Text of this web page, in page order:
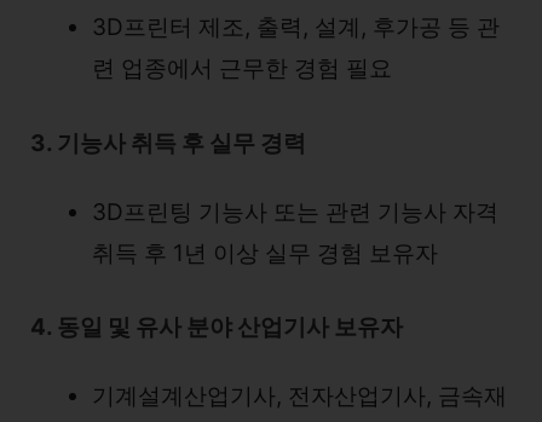
3D프린터 제조, 출력, 설계, 후가공 등 관
련 업종에서 근무한 경험 필요
3. 기능사 취득 후 실무 경력
3D프린팅 기능사 또는 관련 기능사 자격
취득 후 1년 이상 실무 경험 보유자
4. 동일 및 유사 분야 산업기사 보유자
기계설계산업기사, 전자산업기사, 금속재